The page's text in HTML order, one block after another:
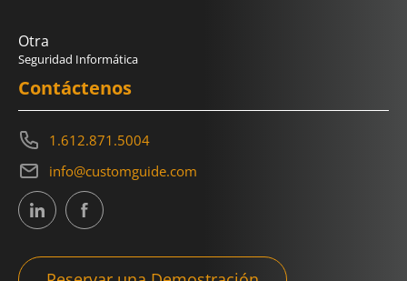
Otra
Seguridad Informática
Contáctenos
1.612.871.5004
info@customguide.com